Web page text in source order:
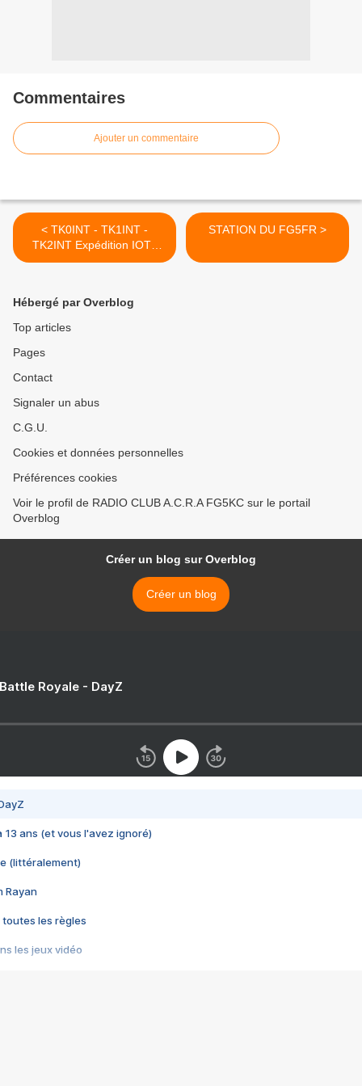
Commentaires
Ajouter un commentaire
< TK0INT - TK1INT -
TK2INT Expédition IOTA
corse
STATION DU FG5FR >
Hébergé par Overblog
Top articles
Pages
Contact
Signaler un abus
C.G.U.
Cookies et données personnelles
Préférences cookies
Voir le profil de RADIO CLUB A.C.R.A FG5KC sur le portail
Overblog
Créer un blog sur Overblog
Créer un blog
Royale - DayZ
13 ans (et vous l'avez ignoré)
(littéralement)
Rayan
toutes les règles
les jeux vidéo